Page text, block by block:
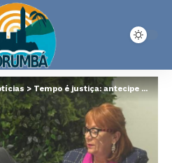
> Tempo é justiça: antecipe o futuro com a Just Tec